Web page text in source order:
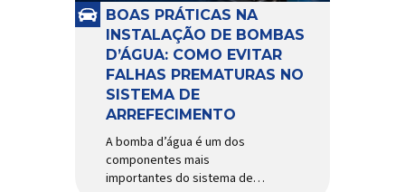
mais reconhecida no Brasil.
Importada e distribuída […]
BOAS PRÁTICAS NA
INSTALAÇÃO DE BOMBAS
D’ÁGUA: COMO EVITAR
FALHAS PREMATURAS NO
SISTEMA DE
ARREFECIMENTO
A bomba d’água é um dos
componentes mais
importantes do sistema de